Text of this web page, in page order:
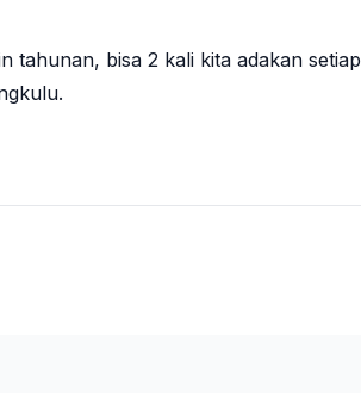
tahunan, bisa 2 kali kita adakan setiap